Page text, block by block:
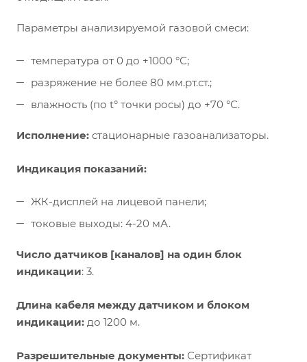
Параметры анализируемой газовой смеси:
температура от 0 до +1000 °С;
разряжение не более 80 мм.рт.ст.;
влажность (по t° точки росы) до +70 °С.
Исполнение: стационарные газоанализаторы.
Индикация показаний:
ЖК-дисплей на лицевой панели;
токовые выходы: 4-20 мА.
Число датчиков [каналов] на один блок
индикации: 3.
Длина кабеля между датчиком и блоком
индикации: до 1200 м.
Разрешительные документы: Сертификат